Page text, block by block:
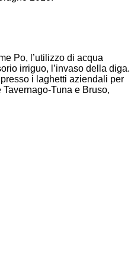
Po, l’utilizzo di acqua
irriguo, l’invaso della diga.
i laghetti aziendali per
Tuna e Bruso,